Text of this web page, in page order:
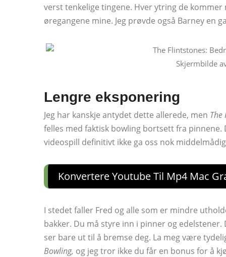
verst tenkelige tingene. Hver ytring de
øregangene mine. Jeg prøvde også Barney en
Skjermbilde
Lengre eksponering
Jeg har kanskje antydet dette allerede, men The
felles med faktisk bowling bortsett fra
videospill definitivt ikke ga oss nok
Konvertere Youtube Til Mp4 Mac
I stedet faller Fred og alle som er mindre
bakker. Du må styre inn i pinner og
ser bare ut til å bremse deg. La meg være
Bowling, og jeg tror ikke du får en bonus for å